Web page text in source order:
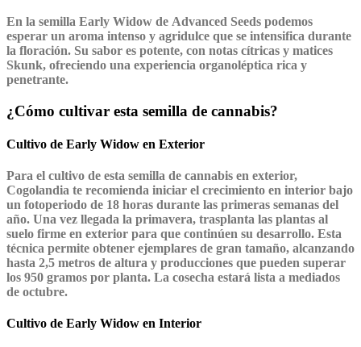
En la semilla Early Widow de Advanced Seeds podemos
esperar un aroma intenso y agridulce que se intensifica durante
la floración. Su sabor es potente, con notas cítricas y matices
Skunk, ofreciendo una experiencia organoléptica rica y
penetrante.
¿Cómo cultivar esta semilla de cannabis?
Cultivo de Early Widow en Exterior
Para el cultivo de esta semilla de cannabis en exterior,
Cogolandia te recomienda iniciar el crecimiento en interior bajo
un fotoperiodo de 18 horas durante las primeras semanas del
año. Una vez llegada la primavera, trasplanta las plantas al
suelo firme en exterior para que continúen su desarrollo. Esta
técnica permite obtener ejemplares de gran tamaño, alcanzando
hasta 2,5 metros de altura y producciones que pueden superar
los 950 gramos por planta. La cosecha estará lista a mediados
de octubre.
Cultivo de Early Widow en Interior